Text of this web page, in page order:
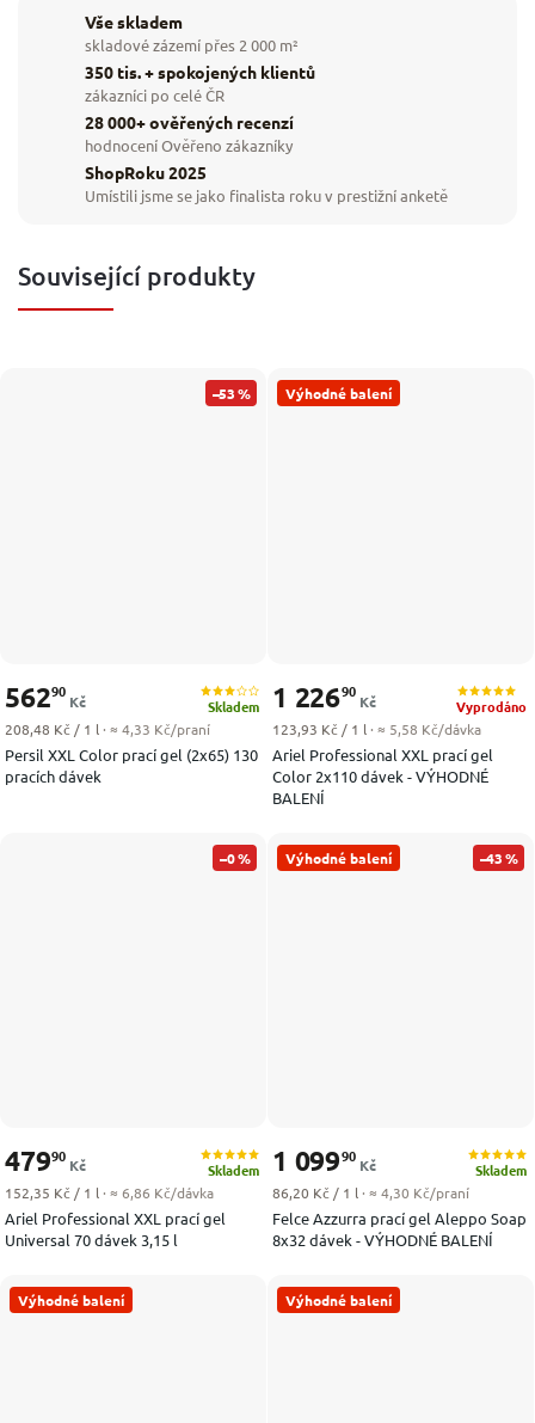
Vše skladem
skladové zázemí přes 2 000 m²
350 tis. + spokojených klientů
zákazníci po celé ČR
28 000+ ověřených recenzí
hodnocení Ověřeno zákazníky
ShopRoku 2025
Umístili jsme se jako finalista roku v prestižní anketě
Související produkty
–53 %
Persil XXL Color prací gel (2x65) 130
pracích dávek
Skladem
56290
Kč
Měrná cena:
208,48 Kč / 1 l · ≈ 4,33 Kč/praní
Výhodné balení
Ariel Professional XXL prací gel
Color 2x110 dávek - VÝHODNÉ
BALENÍ
Vyprodáno
1 22690
Kč
Měrná cena:
123,93 Kč / 1 l · ≈ 5,58 Kč/dávka
–0 %
Ariel Professional XXL prací gel
Universal 70 dávek 3,15 l
Skladem
47990
Kč
Měrná cena:
152,35 Kč / 1 l · ≈ 6,86 Kč/dávka
Výhodné balení –43 %
Felce Azzurra prací gel Aleppo Soap
8x32 dávek - VÝHODNÉ BALENÍ
Skladem
1 09990
Kč
Měrná cena:
86,20 Kč / 1 l · ≈ 4,30 Kč/praní
Výhodné balení Výhodné balení